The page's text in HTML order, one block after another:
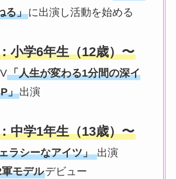
る」に出演し活動を始める
小学6年生（12歳）〜
「人生が変わる1分間の深イ
」出演
中学1年生（13歳）〜
ラシーなアイツ」出演
モデルデビュー